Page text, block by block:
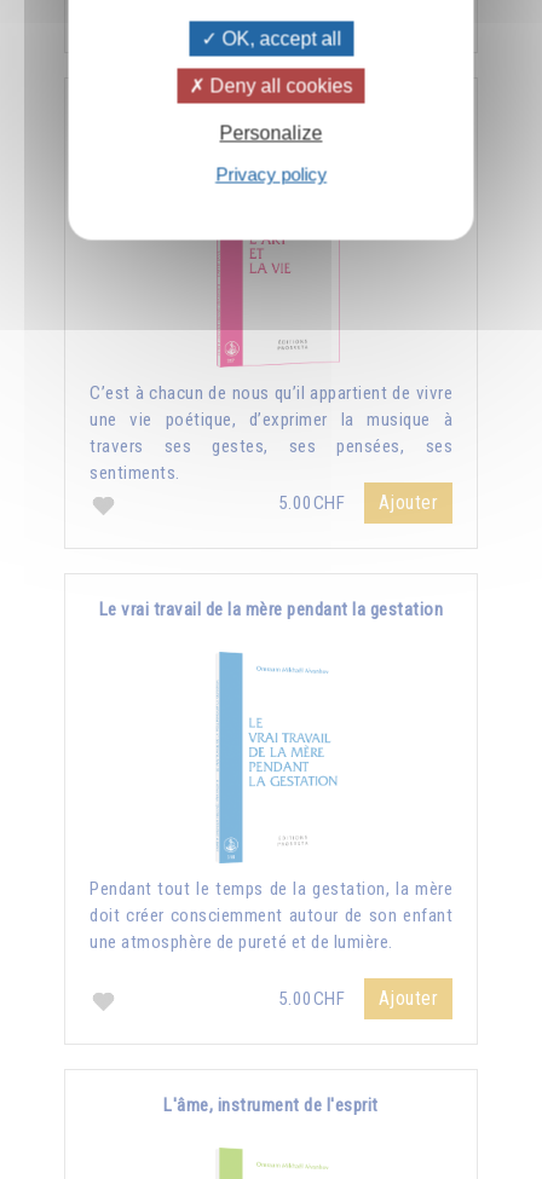
C’est à chacun de nous qu’il appartient de vivre
une vie poétique, d’exprimer la musique à
travers ses gestes, ses pensées, ses
sentiments.
5.00CHF
Ajouter
Le vrai travail de la mère pendant la gestation
Pendant tout le temps de la gestation, la mère
doit créer consciemment autour de son enfant
une atmosphère de pureté et de lumière.
5.00CHF Ajouter
L'âme, instrument de l'esprit
OK, accept all
Deny all cookies
Personalize
Privacy policy